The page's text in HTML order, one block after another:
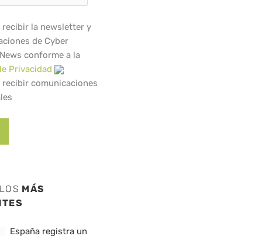
recibir la newsletter y
de Cyber
conforme a la
Privacidad
recibir comunicaciones
MÁS
España registra un